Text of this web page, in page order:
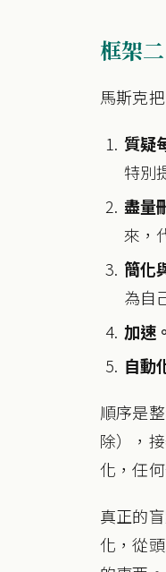
框架
馬斯克
質疑
特別
盡量
來，
簡化
為自
加速。
自動
順序是
除），
化，任
真正的
化，從